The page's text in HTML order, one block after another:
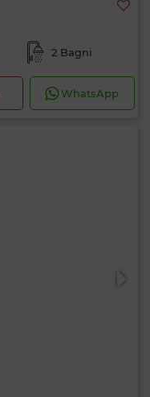
2 Bagni
WhatsApp